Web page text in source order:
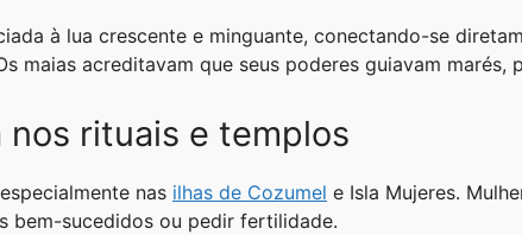
à lua crescente e minguante, conectando-se
maias acreditavam que seus poderes guiavam marés,
nos rituais e templos
nas ilhas de Cozumel e Isla Mujeres.
bem-sucedidos ou pedir fertilidade.